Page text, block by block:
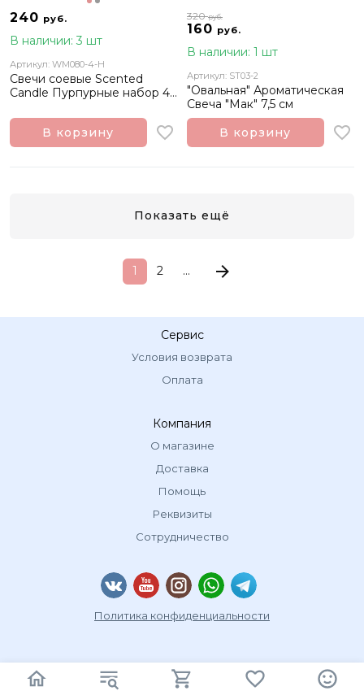
240 руб.
В наличии: 3 шт
Артикул: WM080-4-H
Свечи соевые Scented
Candle Пурпурные набор 4
В корзину
160 руб.
320руб.
В наличии: 1 шт
Артикул: ST03-2
"Овальная" Ароматическая
Свеча "Мак" 7,5 см
В корзину
Показать ещё
1 2 ...
Сервис
Условия возврата
Оплата
Компания
О магазине
Доставка
Помощь
Реквизиты
Сотрудничество
Политика конфиденциальности